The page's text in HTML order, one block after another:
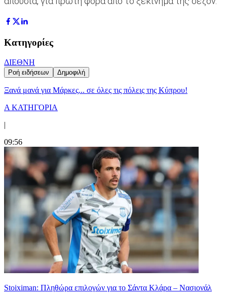
Κατηγορίες
ΔΙΕΘΝΗ
Ροή ειδήσεων Δημοφιλή
Ξανά μανά για Μάρκες... σε όλες τις πόλεις της Κύπρου!
Α ΚΑΤΗΓΟΡΙΑ
|
09:56
Stoiximan: Πληθώρα επιλογών για το Σάντα Κλάρα – Νασιονάλ